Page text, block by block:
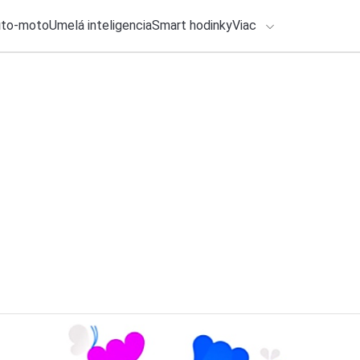
motoUmelá inteligenciaSmart hodinkyViac